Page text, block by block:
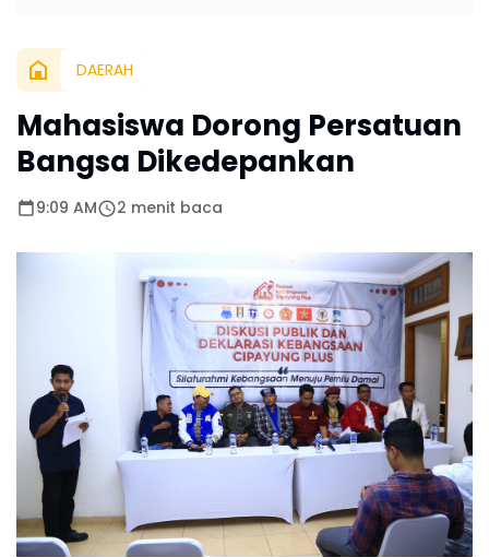
DAERAH
Mahasiswa Dorong Persatuan
Bangsa Dikedepankan
9:09 AM 2 menit baca